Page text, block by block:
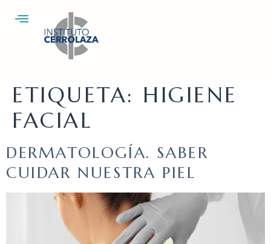
ETIQUETA: HIGIENE
FACIAL
DERMATOLOGÍA. SABER
CUIDAR NUESTRA PIEL